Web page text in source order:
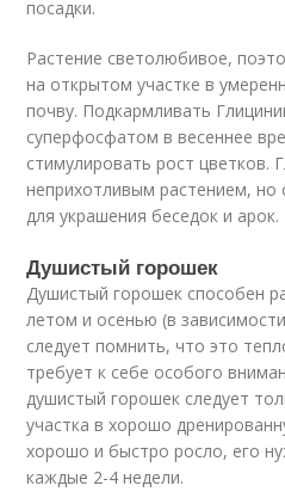
посадки.
Растение светолюбивое,
на открытом участке в
почву. Подкармливать
суперфосфатом в весеннее
стимулировать рост цветков.
неприхотливым растением, но
для украшения беседок и арок.
Душистый горошек
Душистый горошек способен
летом и осенью (в
следует помнить, что это
требует к себе особого
душистый горошек следует
участка в хорошо
хорошо и быстро росло, его
каждые 2-4 недели.